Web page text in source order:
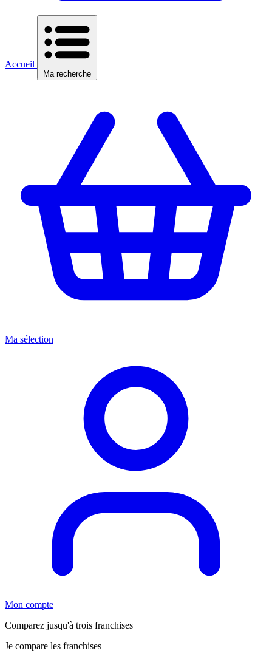
Accueil
Ma recherche
Ma sélection
Mon compte
Comparez jusqu'à trois franchises
Je compare les franchises